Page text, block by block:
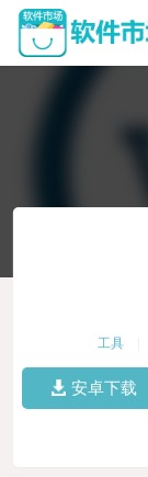
工具
安卓下载